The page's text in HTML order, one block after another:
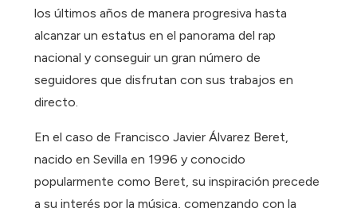
los últimos años de manera progresiva hasta
alcanzar un estatus en el panorama del rap
nacional y conseguir un gran número de
seguidores que disfrutan con sus trabajos en
directo.
En el caso de Francisco Javier Álvarez Beret,
nacido en Sevilla en 1996 y conocido
popularmente como Beret, su inspiración precede
a su interés por la música, comenzando con la